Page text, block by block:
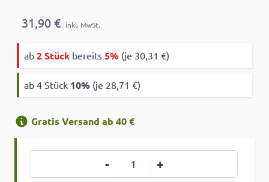
31,90 € inkl. MwSt.
ab 2 Stück bereits 5% (je 30,31 €)
ab 4 Stück 10% (je 28,71 €)
Gratis Versand ab 40 €
- +